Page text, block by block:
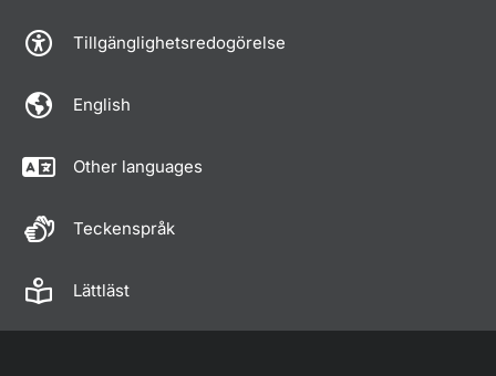
Tillgänglighetsredogörelse
English
Other languages
Teckenspråk
Lättläst